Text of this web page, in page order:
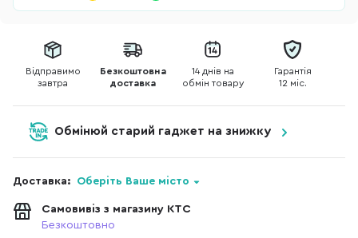
Відправимо
завтра
Безкоштовна
доставка
14 днів на
обмін товару
Гарантія
12 міс.
Обмінюй старий гаджет на знижку
Доставка: Оберіть Ваше місто
Самовивіз з магазину КТС
Безкоштовно